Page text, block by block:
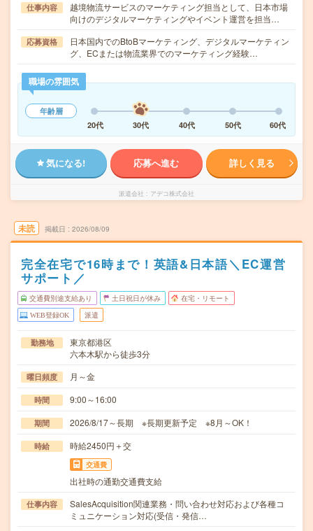
仕事内容
越境物流サービスのマーケティング担当として、日本市場
向けのデジタルマーケティングやイベント運営を担当…
応募資格
日本国内でのBtoBマーケティング、デジタルマーケティン
グ、ECまたは物流業界でのマーケティング経験…
職場の雰囲気
年齢層
20代
30代 40代 50代 60代
気になる! 応募へ進む 詳しく見る
派遣会社 アデコ株式会社
未読 掲載日 2026/08/09
完全在宅で16時まで！英語&日本語＼EC運営
サポート／
交通費別途支給あり 土日祝日が休み 在宅・リモート
WEB登録OK 派遣
勤務地
東京都港区
六本木駅から徒歩3分
曜日頻度 月～金
時間 9:00～16:00
期間 2026/8/17～長期 ※長期更新予定 ※8月～OK！
時給 時給2450円＋交
交通費
出社時の通勤交通費支給
仕事内容
SalesAcquisition関連業務・問い合わせ対応および各種コ
ミュニケーション対応(受信・発信…